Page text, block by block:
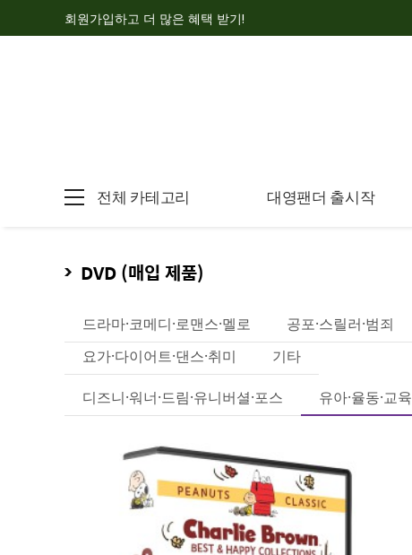
회원가입하고 더 많은 혜택 받기!
전체 카테고리 대영팬더 출시작
DVD (매입 제품)
드라마·코메디·로맨스·멜로 공포·스릴러·범죄
요가·다이어트·댄스·취미
기타
디즈니·워너·드림·유니버셜·포스 유아·율동·교육